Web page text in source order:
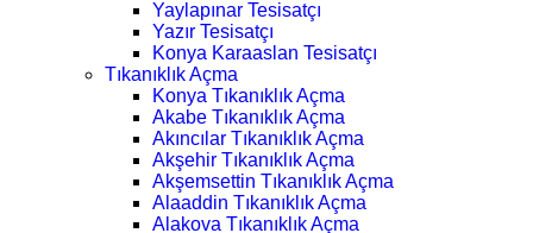
Yaylapınar Tesisatçı
Yazır Tesisatçı
Konya Karaaslan Tesisatçı
Tıkanıklık Açma
Konya Tıkanıklık Açma
Akabe Tıkanıklık Açma
Akıncılar Tıkanıklık Açma
Akşehir Tıkanıklık Açma
Akşemsettin Tıkanıklık Açma
Alaaddin Tıkanıklık Açma
Alakova Tıkanıklık Açma